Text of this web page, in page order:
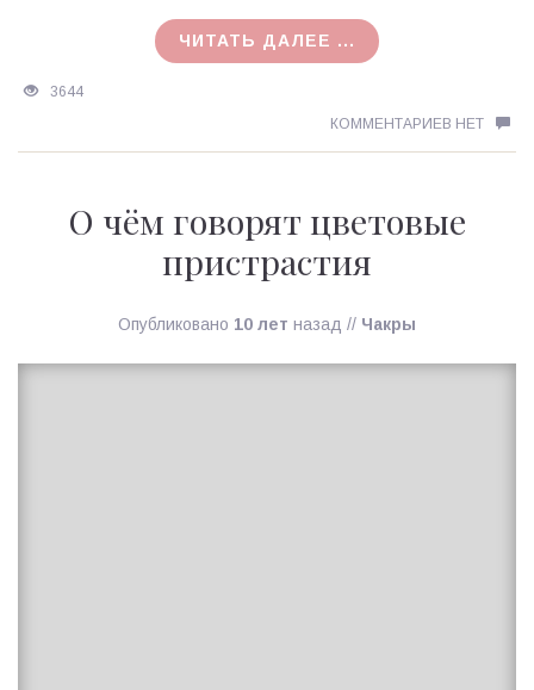
ЧИТАТЬ ДАЛЕЕ ...
3644
КОММЕНТАРИЕВ НЕТ
O чём говорят цветовые
пристрастия
Опубликовано 10 лет назад // Чакры